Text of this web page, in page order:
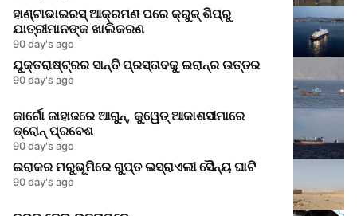
ହାଣ୍ଟାଭାଇରସ୍‌ ଆକ୍ରମଣ ପରେ କ୍ରୁଜ୍‌ ଶିପ୍‌ରୁ
ଯାତ୍ରୀମାନଙ୍କ ଖାଲିକରଣ
90 day's ago
ଯୁକ୍ତରାଷ୍ଟ୍ରର ସାନ୍ତି ପ୍ରସ୍ତାବକୁ ଇରାନ୍‌ର ଉତ୍ତର
90 day's ago
କାର୍ଗୋ ଜାହାଜରେ ଆଗୁନ୍, କୁୱେତ୍ ଆକାଶସୀମାରେ
ଡ୍ରୋନ୍ ପ୍ରବେଶ
90 day's ago
ଇରାକର ମରୁଭୂମିରେ ଗୁପ୍ତ ଇସ୍ରାଏଲୀ ସୈନ୍ୟ ଘାଟି
90 day's ago